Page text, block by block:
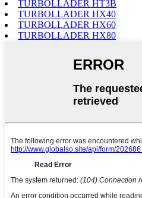
TURBOLLADER HT3B
TURBOLLADER HX40
TURBOLLADER HX60
TURBOLLADER HX80